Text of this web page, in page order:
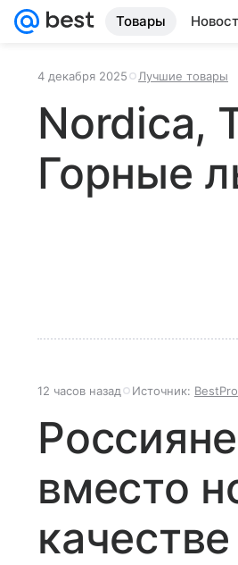
Товары
4 декабря 2025 Лучшие товары
Nordica,
Горные
12 часов назад Источник:
вместо